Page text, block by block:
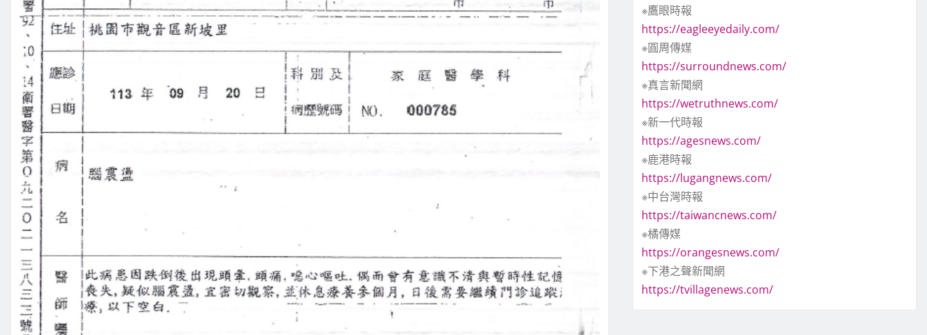
※鷹眼時報
https://eagleeyedaily.com/
※圓周傳媒
https://surroundnews.com/
※真言新聞網
https://wetruthnews.com/
※新一代時報
https://agesnews.com/
※鹿港時報
https://lugangnews.com/
※中台灣時報
https://taiwancnews.com/
※橘傳媒
https://orangesnews.com/
※下港之聲新聞網
https://tvillagenews.com/